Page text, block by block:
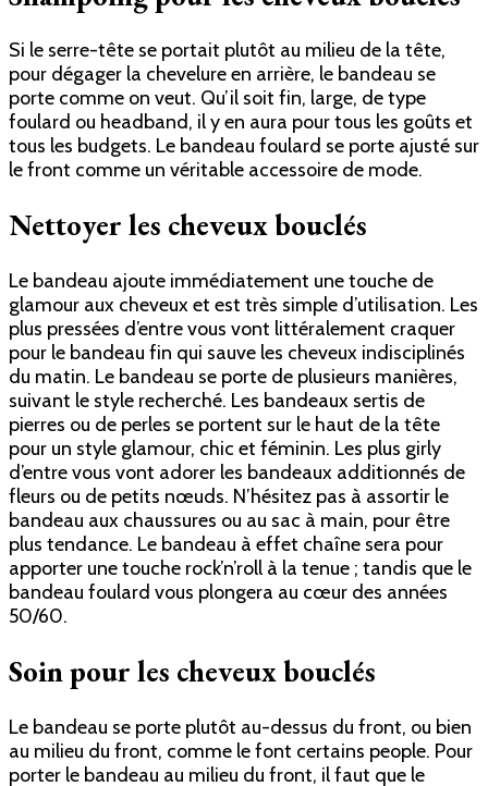
Si le serre-tête se portait plutôt au milieu de la tête,
pour dégager la chevelure en arrière, le bandeau se
porte comme on veut. Qu’il soit fin, large, de type
foulard ou headband, il y en aura pour tous les goûts et
tous les budgets. Le bandeau foulard se porte ajusté sur
le front comme un véritable accessoire de mode.
Nettoyer les cheveux bouclés
Le bandeau ajoute immédiatement une touche de
glamour aux cheveux et est très simple d’utilisation. Les
plus pressées d’entre vous vont littéralement craquer
pour le bandeau fin qui sauve les cheveux indisciplinés
du matin. Le bandeau se porte de plusieurs manières,
suivant le style recherché. Les bandeaux sertis de
pierres ou de perles se portent sur le haut de la tête
pour un style glamour, chic et féminin. Les plus girly
d’entre vous vont adorer les bandeaux additionnés de
fleurs ou de petits nœuds. N’hésitez pas à assortir le
bandeau aux chaussures ou au sac à main, pour être
plus tendance. Le bandeau à effet chaîne sera pour
apporter une touche rock’n’roll à la tenue ; tandis que le
bandeau foulard vous plongera au cœur des années
50/60.
Soin pour les cheveux bouclés
Le bandeau se porte plutôt au-dessus du front, ou bien
au milieu du front, comme le font certains people. Pour
porter le bandeau au milieu du front, il faut que le